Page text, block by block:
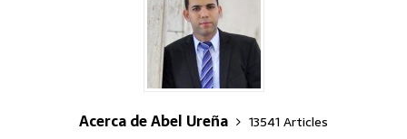
Acerca de Abel Ureña
13541 Articles